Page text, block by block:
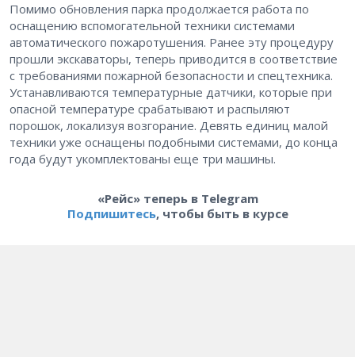
Помимо обновления парка продолжается работа по
оснащению вспомогательной техники системами
автоматического пожаротушения. Ранее эту процедуру
прошли экскаваторы, теперь приводится в соответствие
с требованиями пожарной безопасности и спецтехника.
Устанавливаются температурные датчики, которые при
опасной температуре срабатывают и распыляют
порошок, локализуя возгорание. Девять единиц малой
техники уже оснащены подобными системами, до конца
года будут укомплектованы еще три машины.
«Рейс» теперь в Telegram
Подпишитесь, чтобы быть в курсе